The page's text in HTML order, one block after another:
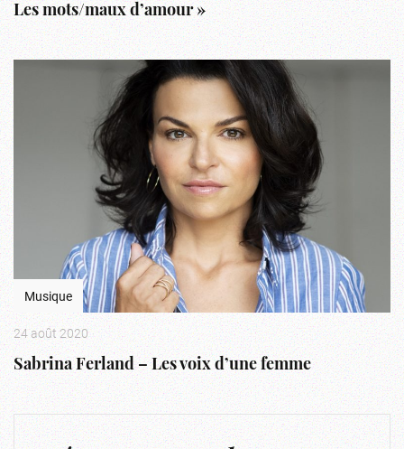
Les mots/maux d’amour »
Musique
24 août 2020
Sabrina Ferland – Les voix d’une femme